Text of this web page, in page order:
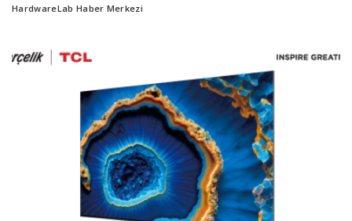
Posted
HardwareLab Haber Merkezi